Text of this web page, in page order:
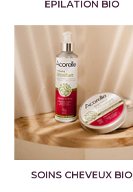
EPILATION BIO
SOINS CHEVEUX BIO